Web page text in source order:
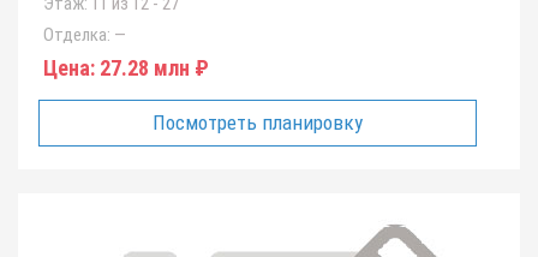
Отделка: —
Цена: 27.28 млн ₽
Посмотреть планировку